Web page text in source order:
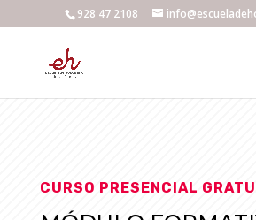
928 47 2108
CURSO PRESENCIAL